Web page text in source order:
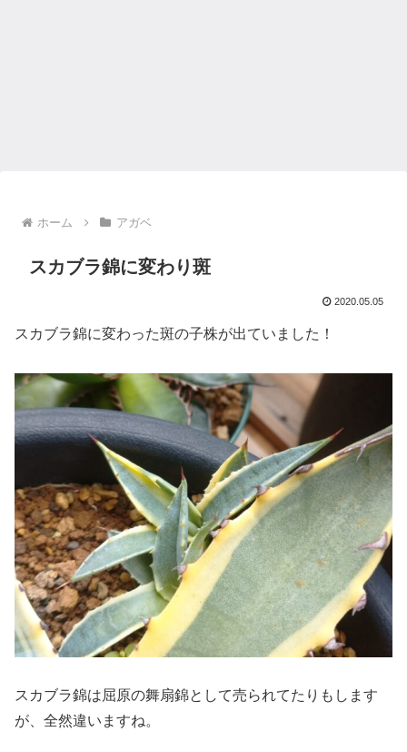
ホーム アガベ
スカブラ錦に変わり斑
2020.05.05
スカブラ錦に変わった斑の子株が出ていました！
スカブラ錦は屈原の舞扇錦として売られてたりもします
が、全然違いますね。